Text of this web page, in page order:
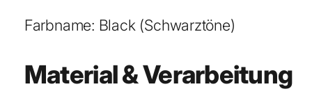
Farbname: Black (Schwarztöne)
Material & Verarbeitung